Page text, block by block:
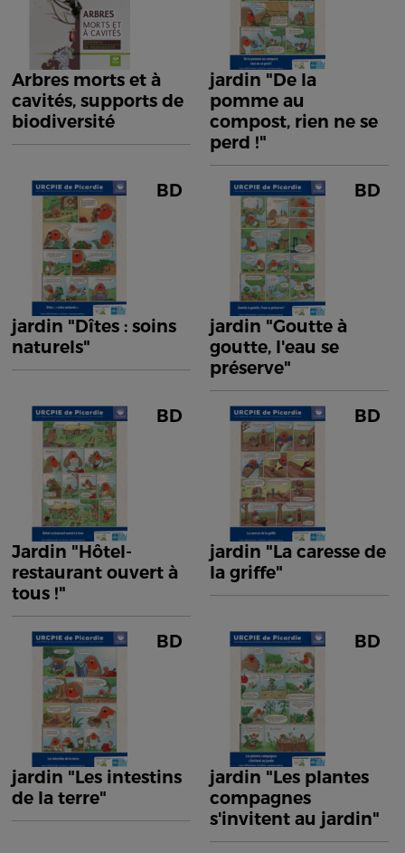
Arbres morts et à
cavités, supports de
biodiversité
jardin "De la
pomme au
compost, rien ne se
perd !"
BD
jardin "Dîtes : soins
naturels"
BD
jardin "Goutte à
goutte, l'eau se
préserve"
BD
Jardin "Hôtel-
restaurant ouvert à
tous !"
BD
jardin "La caresse de
la griffe"
BD
jardin "Les intestins
de la terre"
BD
jardin "Les plantes
compagnes
s'invitent au jardin"